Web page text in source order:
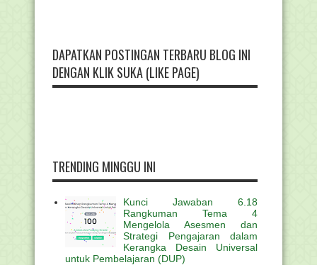
DAPATKAN POSTINGAN TERBARU BLOG INI
DENGAN KLIK SUKA (LIKE PAGE)
TRENDING MINGGU INI
Kunci Jawaban 6.18
Rangkuman Tema 4
Mengelola Asesmen dan
Strategi Pengajaran dalam
Kerangka Desain Universal
untuk Pembelajaran (DUP)